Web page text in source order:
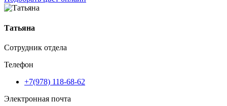
Татьяна
Сотрудник отдела
Телефон
+7(978) 118-68-62
Электронная почта